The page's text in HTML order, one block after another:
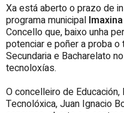
Xa está aberto o prazo de
programa municipal
Concello que, baixo unha
potenciar e poñer a proba
Secundaria e Bacharelato
tecnoloxías.
O concelleiro de
Tecnolóxica, Juan Ignacio